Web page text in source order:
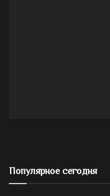
Популярное сегодня